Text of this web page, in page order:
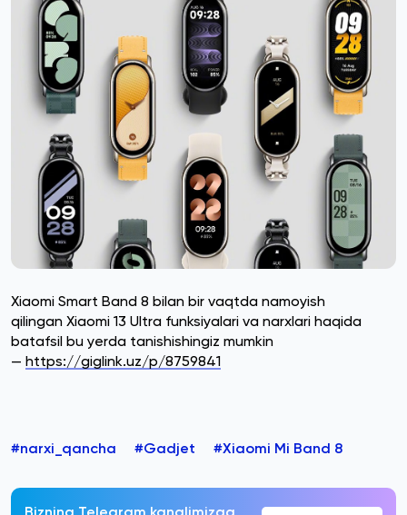
Xiaomi Smart Band 8 bilan bir vaqtda namoyish
qilingan Xiaomi 13 Ultra funksiyalari va narxlari haqida
batafsil bu yerda tanishishingiz mumkin
— https://giglink.uz/p/8759841
#narxi_qancha #Gadjet #Xiaomi Mi Band 8
Bizning Telegram kanalimizga